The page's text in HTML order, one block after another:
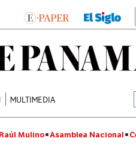
MULTIMEDIA
Mulino Asamblea Nacional